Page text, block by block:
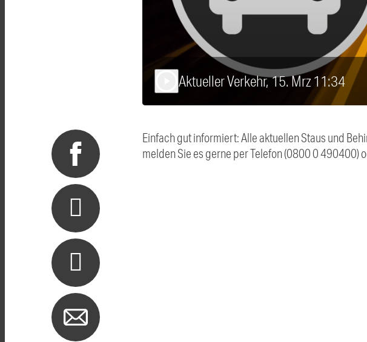
Aktueller Verkehr, 15. Mrz 11:34
Einfach gut informiert: Alle aktuellen Staus und
melden Sie es gerne per Telefon (0800 0 490400)